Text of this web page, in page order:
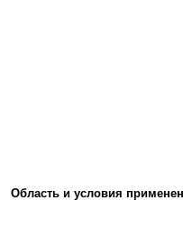
Область и условия